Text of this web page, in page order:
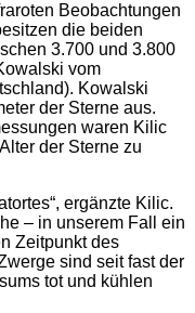
Beobachtungen
die beiden
3.700 und 3.800
vom
Kowalski
der Sterne aus.
waren Kilic
der Sterne zu
ergänzte Kilic.
– in unserem Fall ein
Zeitpunkt des
sind seit fast der
tot und kühlen